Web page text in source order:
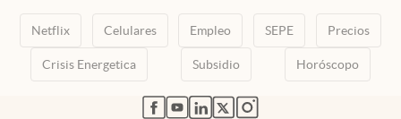
Netflix Celulares Empleo SEPE Precios
Crisis Energetica Subsidio Horóscopo
abre en nueva pestaña
abre en nueva pestaña
abre en nueva pestaña
abre en nueva pestaña
abre en nueva pestaña